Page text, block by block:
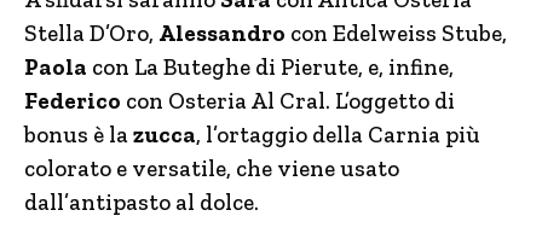
Stella D’Oro, Alessandro con Edelweiss Stube,
Paola con La Buteghe di Pierute, e, infine,
Federico con Osteria Al Cral. L’oggetto di
bonus è lazucca, l’ortaggio della Carnia più
colorato e versatile, che viene usato
dall’antipasto al dolce.